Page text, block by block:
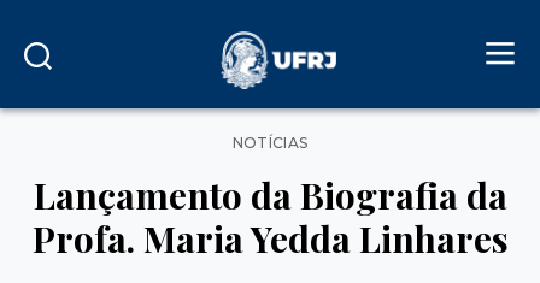
Categorias
NOTÍCIAS
Lançamento da Biografia da
Profa. Maria Yedda Linhares